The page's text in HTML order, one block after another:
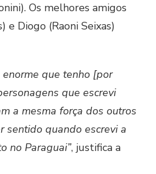
Os melhores amigos
e Diogo (Raoni Seixas)
enorme que tenho [por
que escrevi
a mesma força dos outros
sentido quando escrevi a
no Paraguai”, justifica a